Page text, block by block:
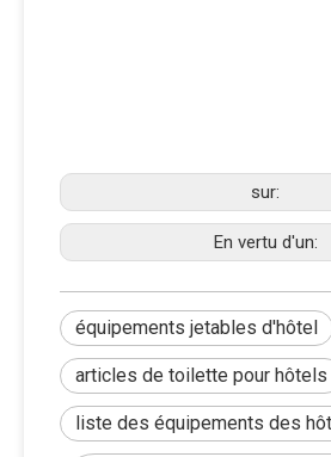
sur:
En vertu d'un:
équipements jetables d'hôtel
articles de toilette pour hôtels
liste des équipements des